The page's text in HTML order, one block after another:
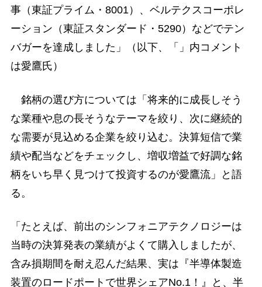
事（東証プライム・8001）、ベルテクスコーポレ
ーション（東証スタンダード・5290）などでテン
バガーを達成しました」（以下、「」内コメント
は愛鷹氏）
銘柄の選び方については「将来的に成長しそう
な業種や息の長そうなテーマを絞り、次に継続的
な需要が見込める企業を絞り込む。決算短信で業
績や配当などをチェックし、増収増益で好調な銘
柄をいち早く見つけて投資するのが愛鷹流」と語
る。
「たとえば、前出のシンフォニアテクノロジーは
当時の決算発表の業績がよくて購入しましたが、
含み損期間を耐え忍んだ結果、実は『半導体製造
装置のロードポートで世界シェアNo.1！』と、半